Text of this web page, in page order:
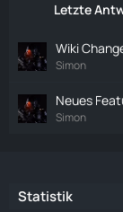
e
t
r
ä
g
Letzte
Wiki
Simon
Neues
Simon
Statistik